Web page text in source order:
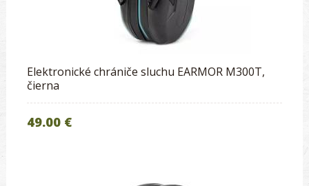
Elektronické chrániče sluchu EARMOR M300T,
čierna
49.00 €